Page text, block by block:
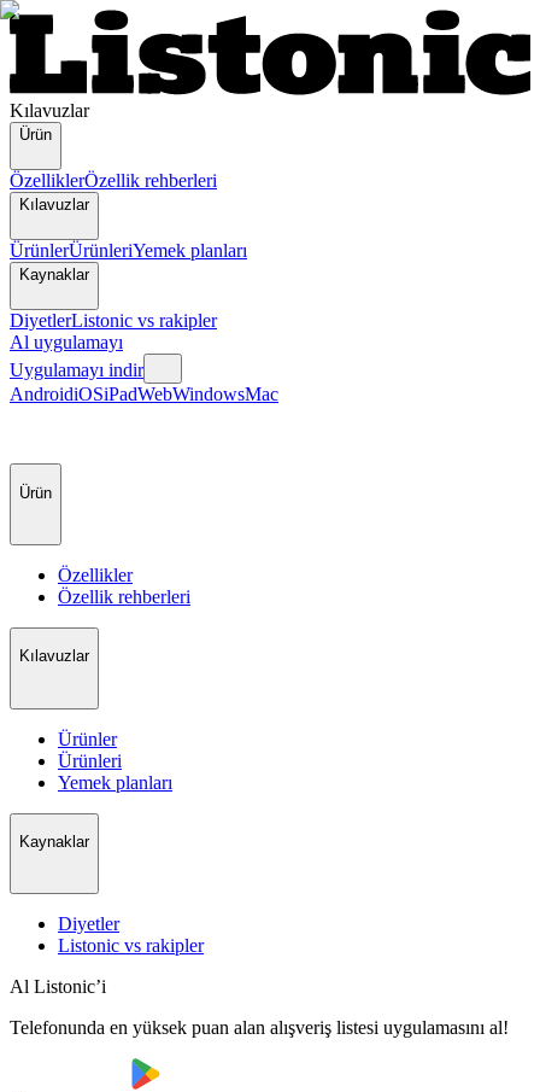
Kılavuzlar
Ürün
ÖzelliklerÖzellik rehberleri
Kılavuzlar
ÜrünlerÜrünleriYemek planları
Kaynaklar
DiyetlerListonic vs rakipler
Al uygulamayı
Uygulamayı indir
AndroidiOSiPadWebWindowsMac
Ürün
Özellikler
Özellik rehberleri
Kılavuzlar
Ürünler
Ürünleri
Yemek planları
Kaynaklar
Diyetler
Listonic vs rakipler
Al Listonic’i
Telefonunda en yüksek puan alan alışveriş listesi uygulamasını al!